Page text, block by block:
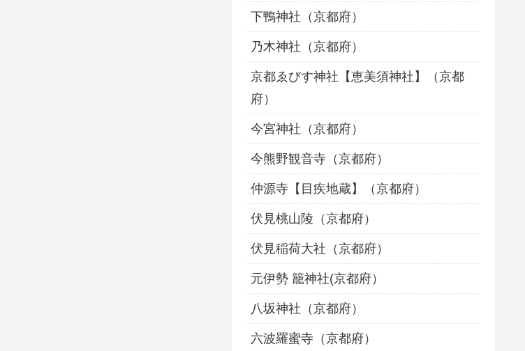
下鴨神社（京都府）
乃木神社（京都府）
京都ゑびす神社【恵美須神社】（京都
府）
今宮神社（京都府）
今熊野観音寺（京都府）
仲源寺【目疾地蔵】（京都府）
伏見桃山陵（京都府）
伏見稲荷大社（京都府）
元伊勢 籠神社(京都府）
八坂神社（京都府）
六波羅蜜寺（京都府）